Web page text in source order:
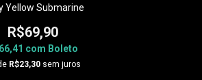
Yellow Submarine
R$69,90
com Boleto
R$23,30 sem juros